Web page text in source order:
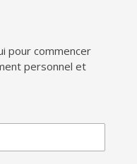
pour commencer
personnel et